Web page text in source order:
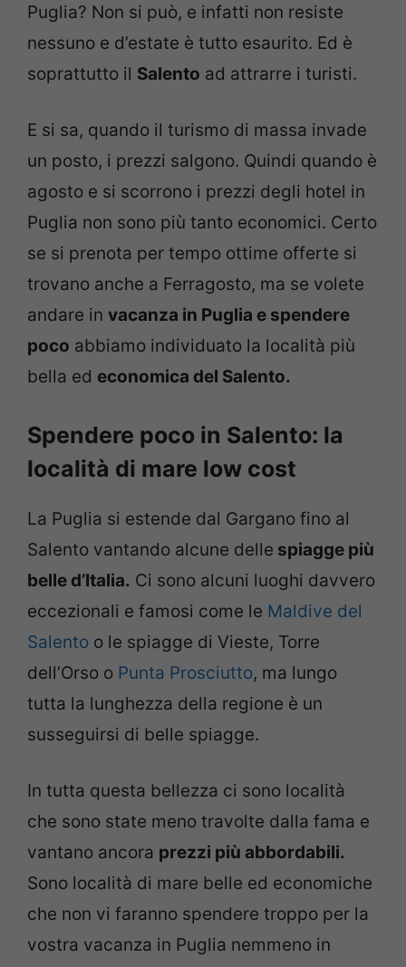
Puglia? Non si può, e infatti non resiste
nessuno e d’estate è tutto esaurito. Ed è
soprattutto il Salento ad attrarre i turisti.
E si sa, quando il turismo di massa invade
un posto, i prezzi salgono. Quindi quando è
agosto e si scorrono i prezzi degli hotel in
Puglia non sono più tanto economici. Certo
se si prenota per tempo ottime offerte si
trovano anche a Ferragosto, ma se volete
andare in vacanza in Puglia e spendere
poco abbiamo individuato la località più
bella ed economica del Salento.
Spendere poco in Salento: la
località di mare low cost
La Puglia si estende dal Gargano fino al
Salento vantando alcune delle spiagge più
belle d’Italia. Ci sono alcuni luoghi davvero
eccezionali e famosi come le Maldive del
Salento o le spiagge di Vieste, Torre
dell’Orso o Punta Prosciutto, ma lungo
tutta la lunghezza della regione è un
susseguirsi di belle spiagge.
In tutta questa bellezza ci sono località
che sono state meno travolte dalla fama e
vantano ancora prezzi più abbordabili.
Sono località di mare belle ed economiche
che non vi faranno spendere troppo per la
vostra vacanza in Puglia nemmeno in